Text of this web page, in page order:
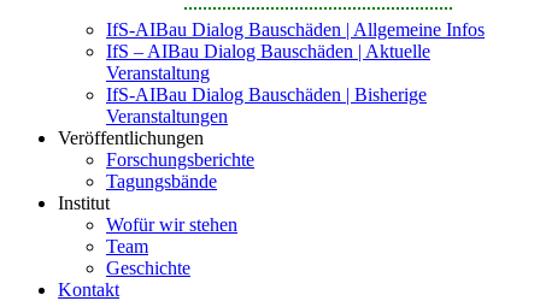
IfS-AIBau Dialog Bauschäden | Allgemeine Infos
IfS – AIBau Dialog Bauschäden | Aktuelle
Veranstaltung
IfS-AIBau Dialog Bauschäden | Bisherige
Veranstaltungen
Veröffentlichungen
Forschungsberichte
Tagungsbände
Institut
Wofür wir stehen
Team
Geschichte
Kontakt